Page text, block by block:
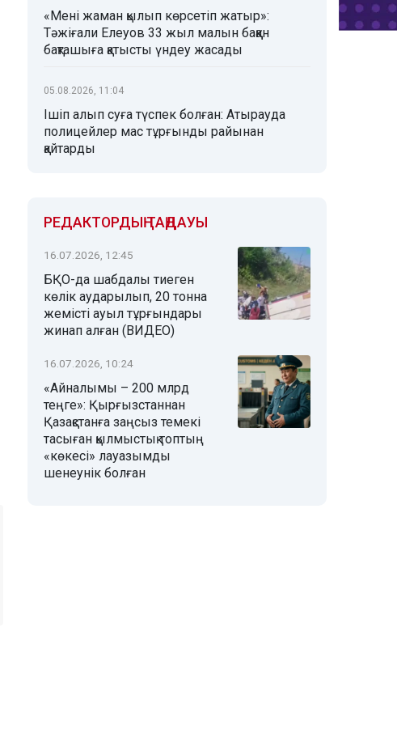
«Мені жаман қылып көрсетіп жатыр»:
Тәжіғали Елеуов 33 жыл малын баққан
бақташыға қатысты үндеу жасады
05.08.2026, 11:04
Ішіп алып суға түспек болған: Атырауда
полицейлер мас тұрғынды райынан
қайтарды
РЕДАКТОРДЫҢ ТАҢДАУЫ
16.07.2026, 12:45
БҚО-да шабдалы тиеген
көлік аударылып, 20 тонна
жемісті ауыл тұрғындары
жинап алған (ВИДЕО)
16.07.2026, 10:24
«Айналымы – 200 млрд
теңге»: Қырғызстаннан
Қазақстанға заңсыз темекі
тасыған қылмыстық топтың
«көкесі» лауазымды
шенеунік болған